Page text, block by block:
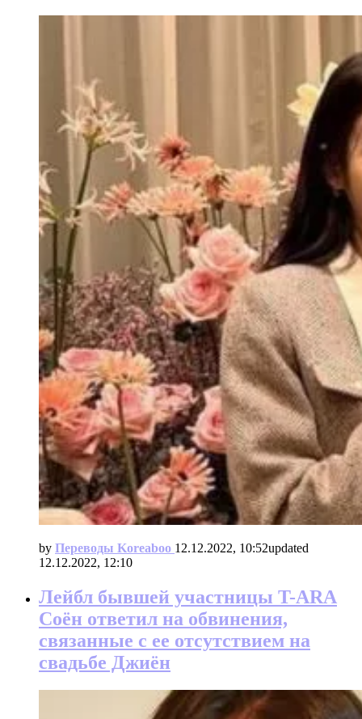
by Переводы Koreaboo 12.12.2022, 10:52updated
12.12.2022, 12:10
Лейбл бывшей участницы T-ARA
Соён ответил на обвинения,
связанные с ее отсутствием на
свадьбе Джиён